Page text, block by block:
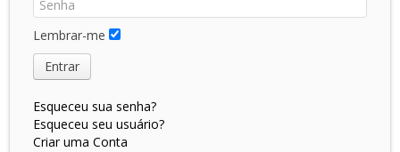
Lembrar-me
Entrar
Esqueceu sua senha?
Esqueceu seu usuário?
Criar uma Conta